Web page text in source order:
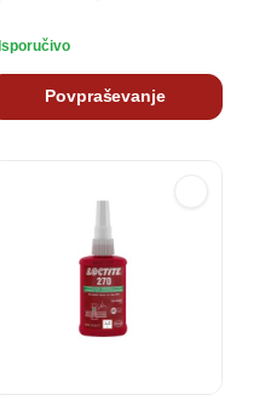
Isporučivo
Povpraševanje